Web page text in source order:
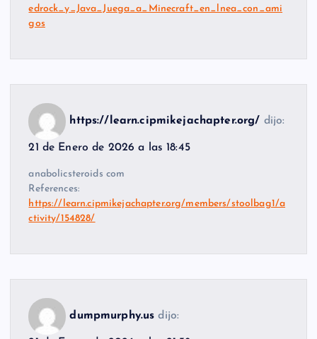
edrock_y_Java_Juega_a_Minecraft_en_lnea_con_ami
gos
https://learn.cipmikejachapter.org/ dijo:
21 de Enero de 2026 a las 18:45
anabolicsteroids com
References:
https://learn.cipmikejachapter.org/members/stoolbag1/a
ctivity/154828/
dumpmurphy.us dijo: